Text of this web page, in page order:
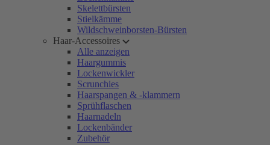
Skelettbürsten
Stielkämme
Wildschweinborsten-Bürsten
Haar-Accessoires
Alle anzeigen
Haargummis
Lockenwickler
Scrunchies
Haarspangen & -klammern
Sprühflaschen
Haarnadeln
Lockenbänder
Zubehör